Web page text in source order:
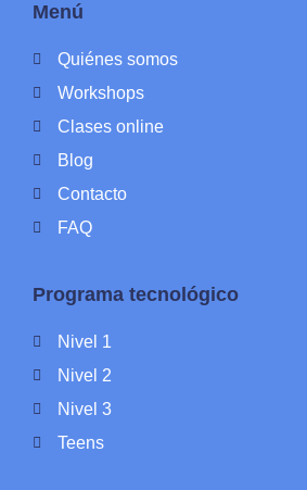
Menú
Quiénes somos
Workshops
Clases online
Blog
Contacto
FAQ
Programa tecnológico
Nivel 1
Nivel 2
Nivel 3
Teens